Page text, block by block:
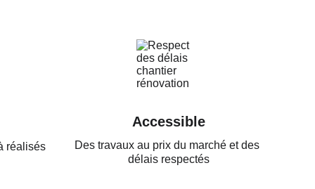
réalisés
Accessible
Des travaux au prix du marché et des
délais respectés